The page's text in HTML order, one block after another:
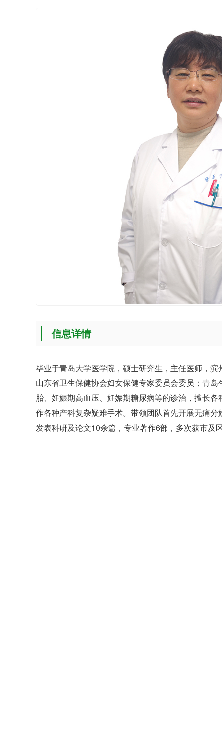
信息详情
毕业于青岛大学医学院，硕士研究生，主任医师，
山东省卫生保健协会妇女保健专家委员会委员；青
胎、妊娠期高血压、妊娠期糖尿病等的诊治，擅长
作各种产科复杂疑难手术。带领团队首先开展无痛
发表科研及论文10余篇，专业著作6部，多次获市及